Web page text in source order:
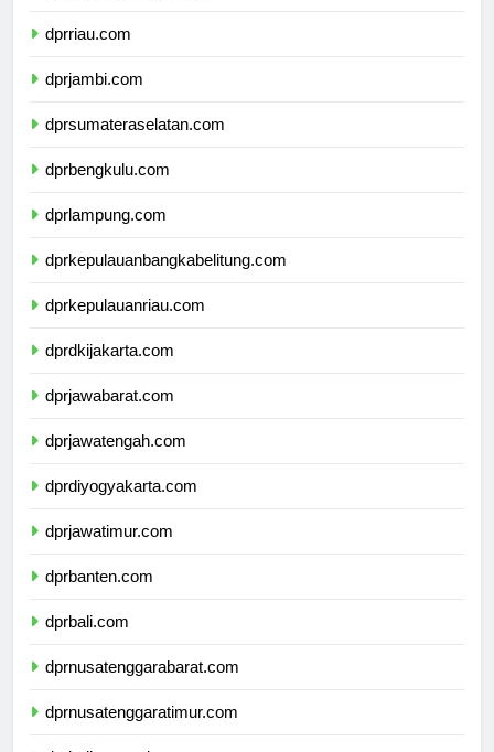
dprriau.com
dprjambi.com
dprsumateraselatan.com
dprbengkulu.com
dprlampung.com
dprkepulauanbangkabelitung.com
dprkepulauanriau.com
dprdkijakarta.com
dprjawabarat.com
dprjawatengah.com
dprdiyogyakarta.com
dprjawatimur.com
dprbanten.com
dprbali.com
dprnusatenggarabarat.com
dprnusatenggaratimur.com